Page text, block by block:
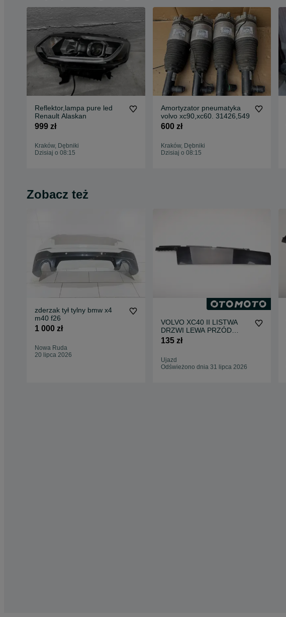
Reflektor,lampa pure led
Renault Alaskan
999 zł
Kraków, Dębniki
Dzisiaj o 08:15
Amortyzator pneumatyka
volvo xc90,xc60. 31426,549
600 zł
Kraków, Dębniki
Dzisiaj o 08:15
Zobacz też
zderzak tył tylny bmw x4
m40 f26
1 000 zł
Nowa Ruda
20 lipca 2026
VOLVO XC40 II LISTWA
DRZWI LEWA PRZÓD
31448391 19R
135 zł
Ujazd
Odświeżono dnia 31 lipca 2026